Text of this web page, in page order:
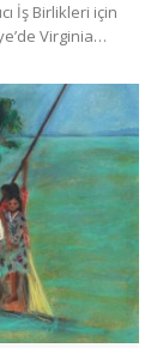
İş Birlikleri için
Virginia…